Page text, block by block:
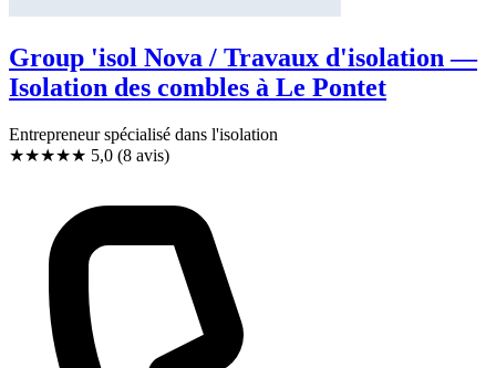
Group 'isol Nova / Travaux d'isolation —
Isolation des combles à Le Pontet
Entrepreneur spécialisé dans l'isolation
★★★★★ 5,0 (8 avis)